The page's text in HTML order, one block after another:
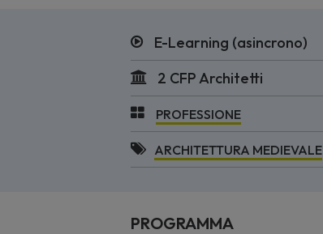
E-Learning (asincrono)
2 CFP Architetti
PROFESSIONE
ARCHITETTURA MEDIEVALE
PROGRAMMA